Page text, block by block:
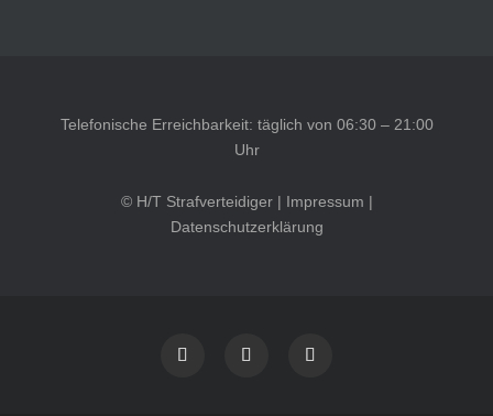
Telefonische Erreichbarkeit: täglich von 06:30 – 21:00
Uhr
© H/T Strafverteidiger | Impressum |
Datenschutzerklärung